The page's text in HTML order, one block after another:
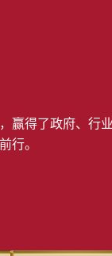
赢得了政府、行
行。